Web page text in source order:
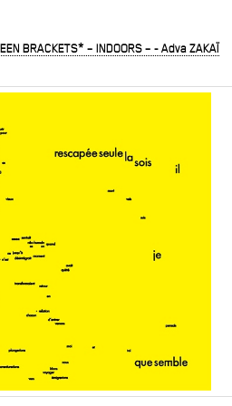
BRACKETS* – INDOORS – - Adva ZAKAÏ